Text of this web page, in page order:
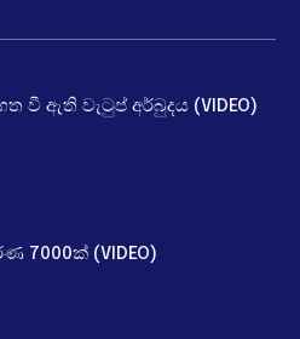
වී ඇති වැටුප් අර්බුදය (VIDEO)
7000ක් (VIDEO)